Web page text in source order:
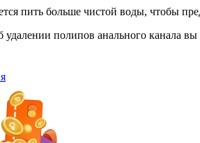
пить больше чистой воды, чтобы
удалении полипов анального канала